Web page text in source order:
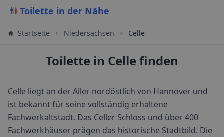
Toilette in der Nähe
Startseite Niedersachsen Celle
Toilette in Celle finden
Celle liegt an der Aller nordöstlich von Hannover und
ist bekannt für seine vollständig erhaltene
Fachwerkaltstadt. Das Celler Schloss und über 400
Fachwerkhäuser prägen das historische Stadtbild. Die